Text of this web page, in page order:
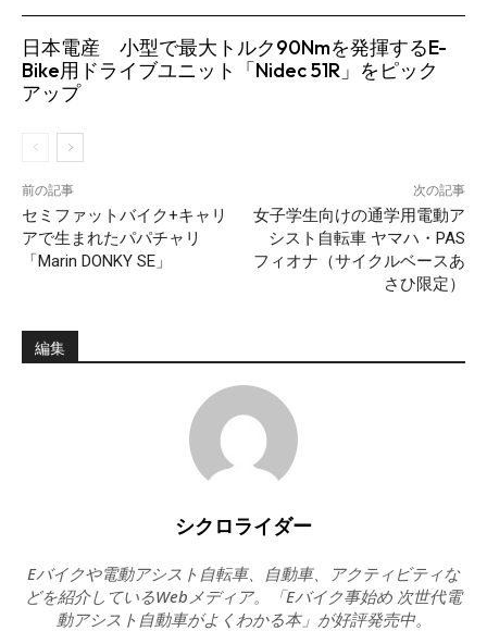
日本電産 小型で最大トルク90Nmを発揮するE-
Bike用ドライブユニット「Nidec 51R」をピック
アップ
前の記事
セミファットバイク+キャリ
アで生まれたパパチャリ
「Marin DONKY SE」
次の記事
女子学生向けの通学用電動ア
シスト自転車 ヤマハ・PAS
フィオナ（サイクルベースあ
さひ限定）
編集
シクロライダー
Eバイクや電動アシスト自転車、自動車、アクティビティな
どを紹介しているWebメディア。「Eバイク事始め 次世代電
動アシスト自動車がよくわかる本」が好評発売中。